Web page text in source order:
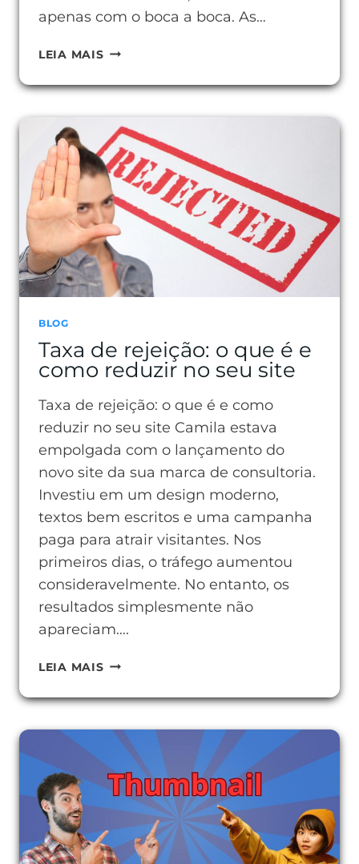
apenas com o boca a boca. As…
LEIA MAISGOOGLE
BLOG
Taxa de rejeição: o que é e
como reduzir no seu site
Taxa de rejeição: o que é e como
reduzir no seu site Camila estava
empolgada com o lançamento do
novo site da sua marca de consultoria.
Investiu em um design moderno,
textos bem escritos e uma campanha
paga para atrair visitantes. Nos
primeiros dias, o tráfego aumentou
consideravelmente. No entanto, os
resultados simplesmente não
apareciam….
LEIA MAISTAXA
O
QUE
É
COMO
REDUZIR